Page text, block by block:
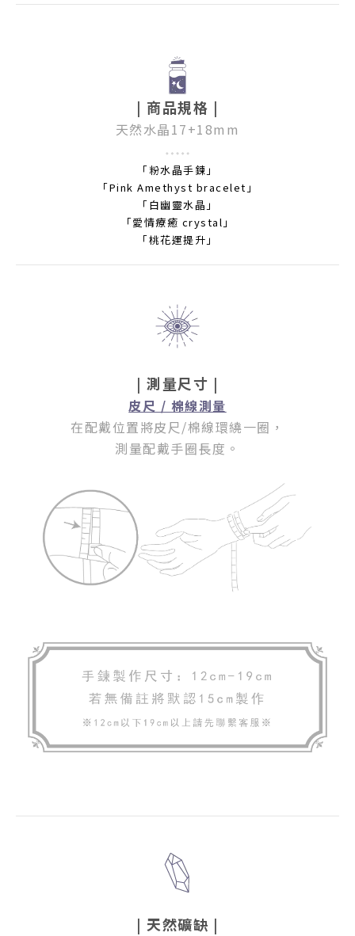
| 商品規格 |
天然水晶17+18mm
「粉水晶手鍊」
「Pink Amethyst bracelet」
「白幽靈水晶」
「愛情療癒 crystal」
「桃花運提升」
| 測量尺寸 |
皮尺 / 棉線測量
在配戴位置將皮尺/棉線環繞一圈 ，
測量配戴手圈長度。
| 天然礦缺 |